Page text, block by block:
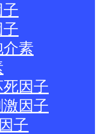
子
素
因子
因子
子